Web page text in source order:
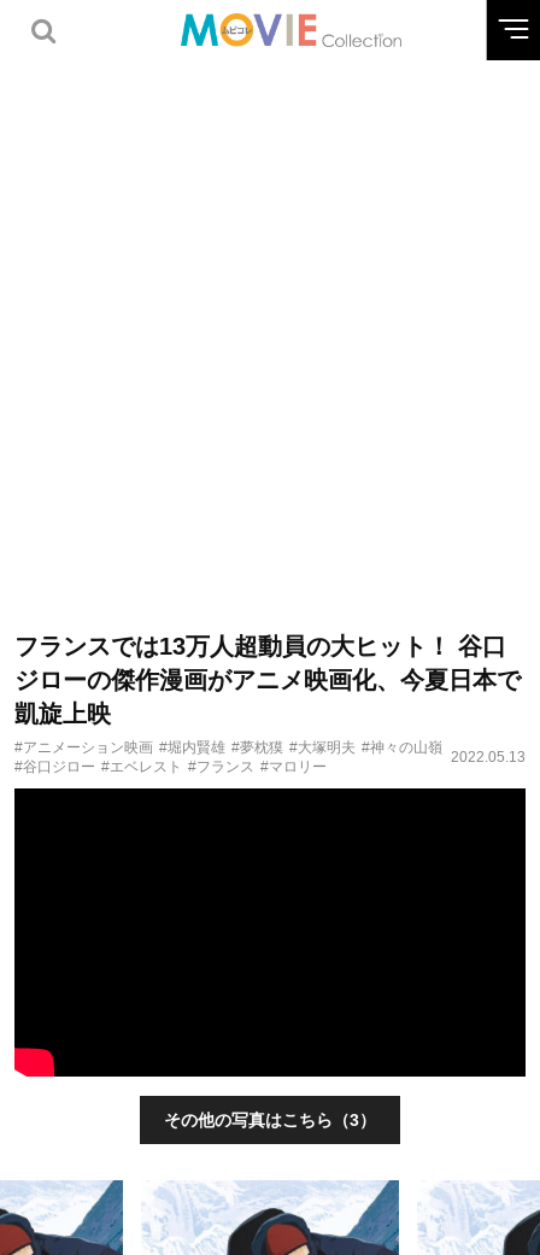
フランスでは13万人超動員の大ヒット！ 谷口
ジローの傑作漫画がアニメ映画化、今夏日本で
凱旋上映
#アニメーション映画 #堀内賢雄 #夢枕獏 #大塚明夫 #神々の山嶺
#谷口ジロー #エベレスト #フランス #マロリー
2022.05.13
その他の写真はこちら（3）